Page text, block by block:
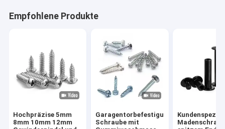
Empfohlene Produkte
Hochpräzise 5mm
8mm 10mm 12mm
Garagentorbefestigungen,
Schraube mit